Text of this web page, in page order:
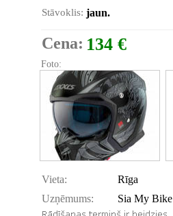
Stāvoklis: jaun.
Cena: 134 €
Foto:
Vieta:
Rīga
Uzņēmums:
Sia My Bike